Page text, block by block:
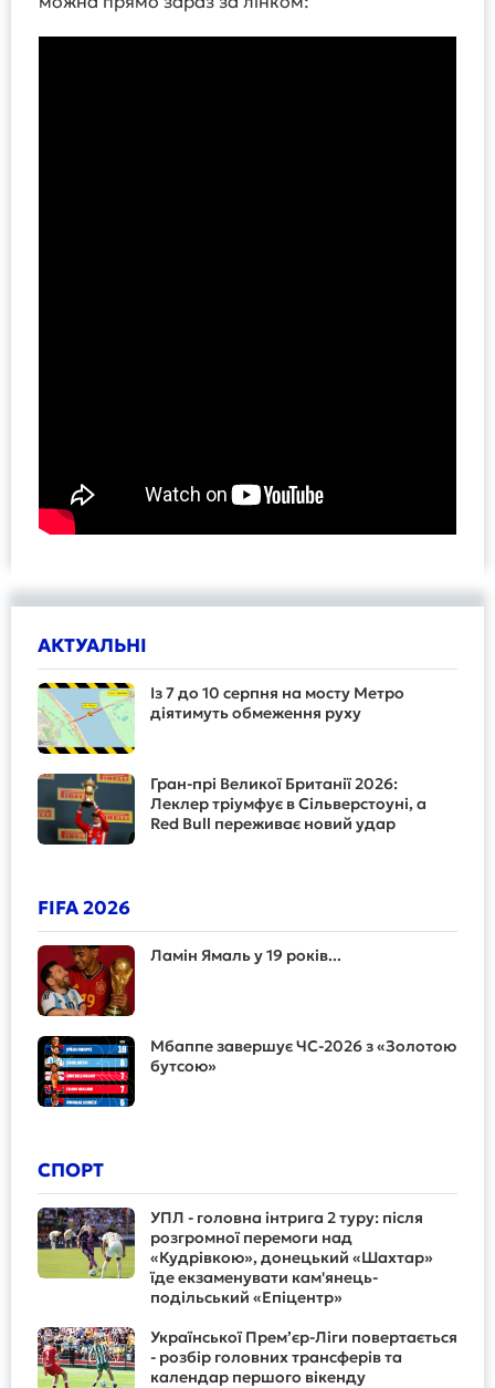
АКТУАЛЬНІ
Із 7 до 10 серпня на мосту Метро
діятимуть обмеження руху
Гран-прі Великої Британії 2026:
Леклер тріумфує в Сільверстоуні, а
Red Bull переживає новий удар
FIFA 2026
Ламін Ямаль у 19 років...
Мбаппе завершує ЧС-2026 з «Золотою
бутсою»
СПОРТ
УПЛ - головна інтрига 2 туру: після
розгромної перемоги над
«Кудрівкою», донецький «Шахтар»
їде екзаменувати кам'янець-
подільський «Епіцентр»
Української Прем’єр-Ліги повертається
- розбір головних трансферів та
календар першого вікенду